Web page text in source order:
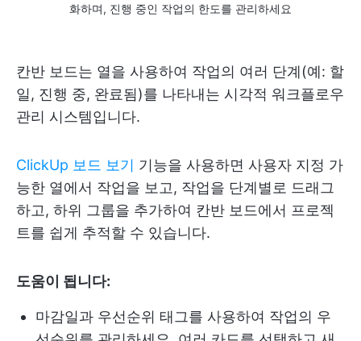
화하며, 진행 중인 작업의 한도를 관리하세요
칸반 보드는 열을 사용하여 작업의 여러 단계(예: 할
일, 진행 중, 완료됨)를 나타내는 시각적 워크플로우
관리 시스템입니다.
ClickUp 보드 보기 기능을 사용하면 사용자 지정 가
능한 열에서 작업을 보고, 작업을 단계별로 드래그
하고, 하위 그룹을 추가하여 칸반 보드에서 프로젝
트를 쉽게 추적할 수 있습니다.
도움이 됩니다:
마감일과 우선순위 태그를 사용하여 작업의 우